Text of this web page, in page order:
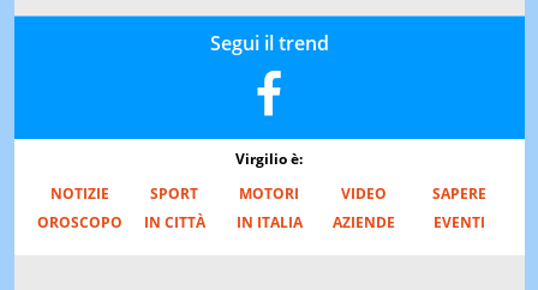
Segui il trend
Virgilio è:
NOTIZIE
SPORT MOTORI VIDEO
SAPERE
OROSCOPO
IN CITTÀ IN ITALIA AZIENDE EVENTI